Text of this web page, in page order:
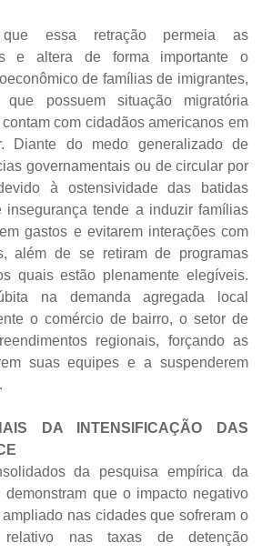
que essa retração permeia as
e altera de forma importante o
de famílias de imigrantes,
que possuem situação migratória
com cidadãos americanos em
Diante do medo generalizado de
governamentais ou de circular por
à ostensividade das batidas
tende a induzir famílias
gastos e evitarem interações com
além de se retiram de programas
quais estão plenamente elegíveis.
na demanda agregada local
o comércio de bairro, o setor de
regionais, forçando as
suas equipes e a suspenderem
DA INTENSIFICAÇÃO DAS
da pesquisa empírica da
demonstram que o impacto negativo
nas cidades que sofreram o
relativo nas taxas de detenção